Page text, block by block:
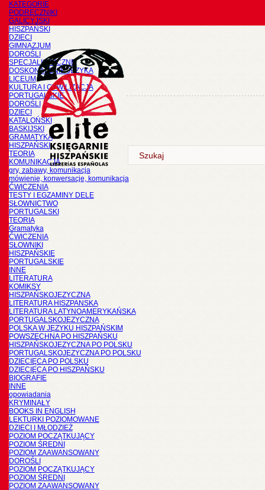
KATEGORIE
PODRĘCZNIKI
GALICYJSKI
HISZPAŃSKI
DZIECI
GIMNAZJUM
DOROŚLI
SPECJALISTYCZNE
DOSKONALENIE JĘZYKA
LICEUM
KULTURA I CYWILIZACJA
PORTUGALSKIE
DOROŚLI
DZIECI
KATALOŃSKI
BASKIJSKI
GRAMATYKA
HISZPAŃSKI
TEORIA
KOMUNIKACJA
gry, zabawy, komunikacja
mówienie, konwersacje, komunikacja
ĆWICZENIA
TESTY I EGZAMINY DELE
SŁOWNICTWO
PORTUGALSKI
TEORIA
Gramatyka
ĆWICZENIA
SŁOWNIKI
HISZPAŃSKIE
PORTUGALSKIE
INNE
LITERATURA
KOMIKSY
HISZPAŃSKOJĘZYCZNA
LITERATURA HISZPANSKA
LITERATURA LATYNOAMERYKAŃSKA
PORTUGALSKOJĘZYCZNA
POLSKA W JĘZYKU HISZPAŃSKIM
POWSZECHNA PO HISZPAŃSKU
HISZPAŃSKOJĘZYCZNA PO POLSKU
PORTUGALSKOJĘZYCZNA PO POLSKU
DZIECIĘCA PO POLSKU
DZIECIĘCA PO HISZPAŃSKU
BIOGRAFIE
INNE
opowiadania
KRYMINAŁY
BOOKS IN ENGLISH
LEKTURKI POZIOMOWANE
DZIECI I MŁODZIEŻ
POZIOM POCZĄTKUJĄCY
POZIOM ŚREDNI
POZIOM ZAAWANSOWANY
DOROŚLI
POZIOM POCZĄTKUJĄCY
POZIOM ŚREDNI
POZIOM ZAAWANSOWANY